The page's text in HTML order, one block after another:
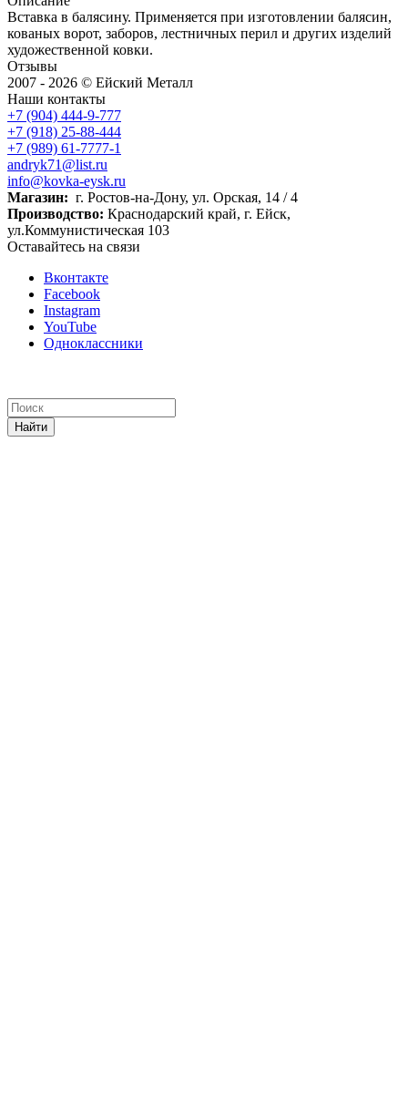
Вставка в балясину. Применяется при изготовлении балясин,
кованых ворот, заборов, лестничных перил и других изделий
художественной ковки.
Отзывы
2007 - 2026 © Ейский Металл
Наши контакты
+7 (904) 444-9-777
+7 (918) 25-88-444
+7 (989) 61-7777-1
andryk71@list.ru
info@kovka-eysk.ru
Магазин: г. Ростов-на-Дону, ул. Орская, 14 / 4
Производство: Краснодарский край, г. Ейск,
ул.Коммунистическая 103
Оставайтесь на связи
Вконтакте
Facebook
Instagram
YouTube
Одноклассники
Найти